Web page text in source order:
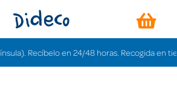
Recíbelo en 24/48 horas. Recogida en